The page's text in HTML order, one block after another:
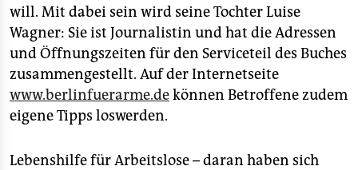
will. Mit dabei sein wird seine Tochter Luise
Wagner: Sie ist Journalistin und hat die Adressen
und Öffnungszeiten für den Serviceteil des Buches
zusammengestellt. Auf der Internetseite
www.berlinfuerarme.dekönnen Betroffene zudem
eigene Tipps loswerden.
Lebenshilfe für Arbeitslose – daran haben sich